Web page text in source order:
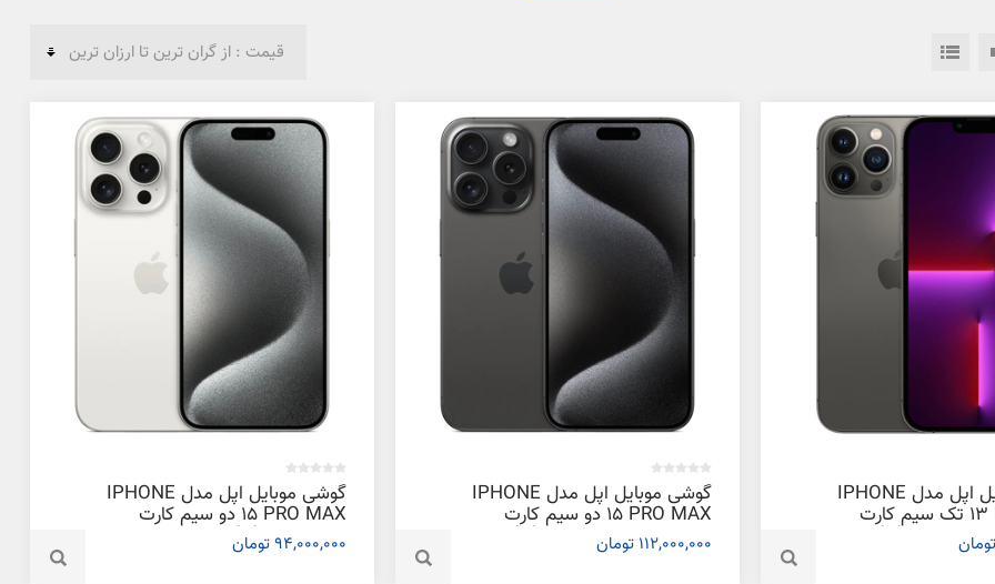
گوشی موبایل اپل مدل IPHONE
13 PRO MAX تک سیم‌ کارت
گوشی موبایل اپل مدل IPHONE
15 PRO MAX دو سیم‌ کارت
ظرفیت 1 ترابایت و رم 6 گیگابایت
112,000,000 تومان
گوشی موبایل اپل مدل IPHONE
15 PRO MAX دو سیم‌ کارت
گیگابایت
94,000,000 تومان